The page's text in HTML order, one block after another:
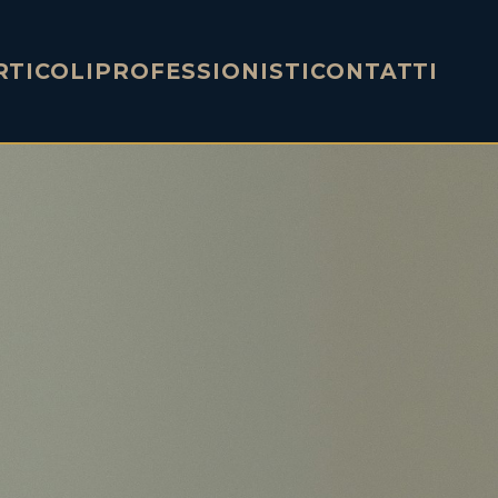
PROFESSIONISTICONTATTI